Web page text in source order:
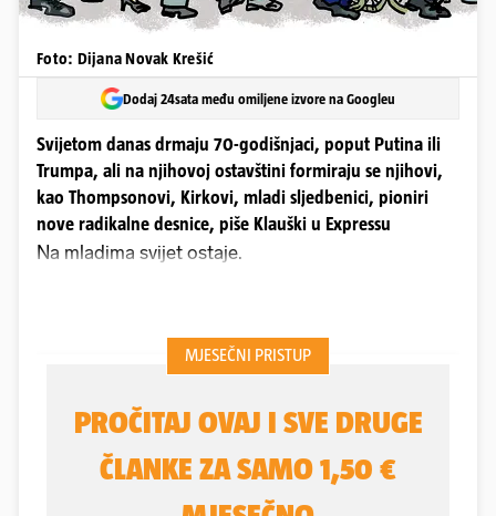
Foto: Dijana Novak Krešić
Dodaj 24sata među omiljene izvore na Googleu
Svijetom danas drmaju 70-godišnjaci, poput Putina ili
Trumpa, ali na njihovoj ostavštini formiraju se njihovi,
kao Thompsonovi, Kirkovi, mladi sljedbenici, pioniri
nove radikalne desnice, piše Klauški u Expressu
Na mladima svijet ostaje.